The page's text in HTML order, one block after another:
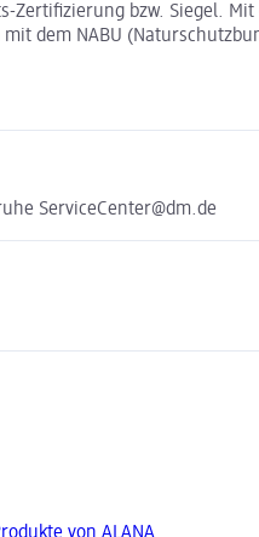
Zertifizierung bzw. Siegel.
dem NABU
ServiceCenter@dm.de
von ALANA